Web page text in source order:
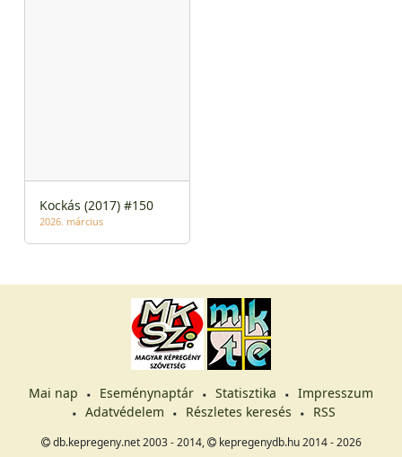
Kockás (2017) #150
2026. március
Mai nap Eseménynaptár Statisztika
Impresszum
Adatvédelem
Részletes keresés RSS
db.kepregeny.net 2003 - 2014, kepregenydb.hu 2014 - 2026